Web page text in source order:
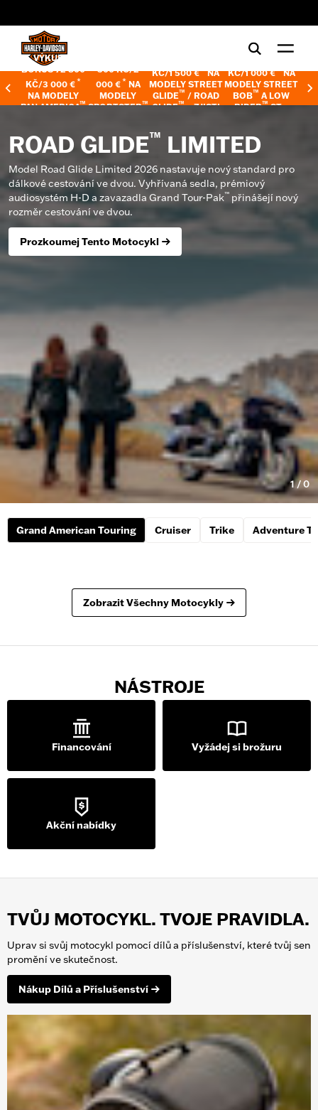
VÝKUPNÍ
BONUS 72 800
KČ/3 000 €*
NA MODELY
PAN AMERICA™
500 KČ/2
000 €* NA
MODELY
SPORTSTER™
KČ/1 500 €*NA
MODELY STREET
GLIDE™ / ROAD
GLIDE™–ZJISTI
BONUS 24 200
KČ/1 000 €*NA
MODELY STREET
BOB™ A LOW
RIDER™ST –
ROAD GLIDE™ LIMITED
Model Road Glide Limited 2026 nastavuje nový standard pro
dálkové cestování ve dvou. Vyhřívaná sedla, prémiový
audiosystém H-D a zavazadla Grand Tour-Pak™ přinášejí nový
rozměr cestování ve dvou.
Prozkoumej Tento Motocykl
1/0
Grand American Touring Cruiser Trike Adventure
Zobrazit Všechny Motocykly
NÁSTROJE
Financování Vyžádej si brožuru
Akční nabídky
TVŮJ MOTOCYKL. TVOJE PRAVIDLA.
Uprav si svůj motocykl pomocí dílů a příslušenství, které tvůj sen
promění ve skutečnost.
Nákup Dílů a Příslušenství